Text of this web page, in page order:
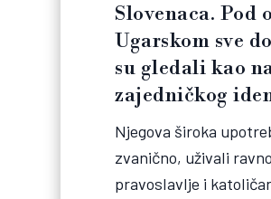
Slovenaca. Pod
Ugarskom sve
su gledali kao
zajedničkog
Njegova široka
zvanično, uživali
pravoslavlje i